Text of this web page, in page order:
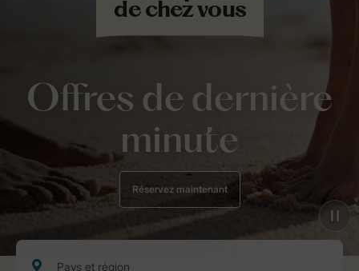
Offres de dernière
minute
Réservez maintenant